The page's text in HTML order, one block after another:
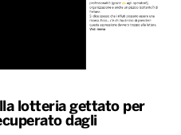
lotteria gettato per
dagli